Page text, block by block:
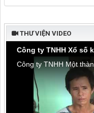
THƯ VIỆN VIDEO